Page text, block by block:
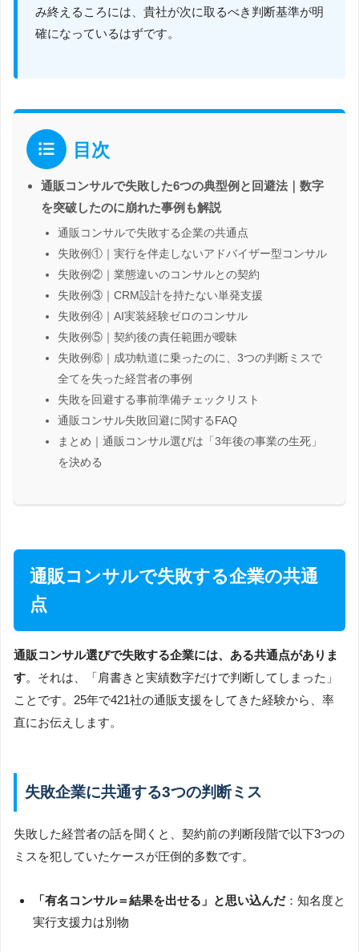
み終えるころには、貴社が次に取るべき判断基準が明
確になっているはずです。
目次
通販コンサルで失敗した6つの典型例と回避法｜数字
を突破したのに崩れた事例も解説
通販コンサルで失敗する企業の共通点
失敗例①｜実行を伴走しないアドバイザー型コンサル
失敗例②｜業態違いのコンサルとの契約
失敗例③｜CRM設計を持たない単発支援
失敗例④｜AI実装経験ゼロのコンサル
失敗例⑤｜契約後の責任範囲が曖昧
失敗例⑥｜成功軌道に乗ったのに、3つの判断ミスで
全てを失った経営者の事例
失敗を回避する事前準備チェックリスト
通販コンサル失敗回避に関するFAQ
まとめ｜通販コンサル選びは「3年後の事業の生死」
を決める
通販コンサルで失敗する企業の共通
点
通販コンサル選びで失敗する企業には、ある共通点がありま
す。それは、「肩書きと実績数字だけで判断してしまった」
ことです。25年で421社の通販支援をしてきた経験から、率
直にお伝えします。
失敗企業に共通する3つの判断ミス
失敗した経営者の話を聞くと、契約前の判断段階で以下3つの
ミスを犯していたケースが圧倒的多数です。
「有名コンサル＝結果を出せる」と思い込んだ：知名度と
実行支援力は別物